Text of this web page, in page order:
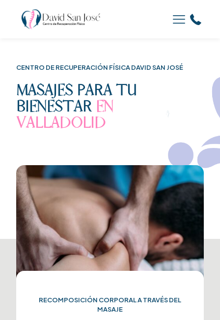
CENTRO DE RECUPERACIÓN FÍSICA DAVID SAN JOSÉ
MASAJES PARA TU
BIENESTAR EN
VALLADOLID
RECOMPOSICIÓN CORPORAL A TRAVÉS DEL
MASAJE